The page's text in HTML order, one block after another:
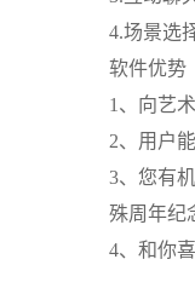
4.场景选
软件优势
1、向艺
2、用户
3、您有
殊周年纪
4、和你